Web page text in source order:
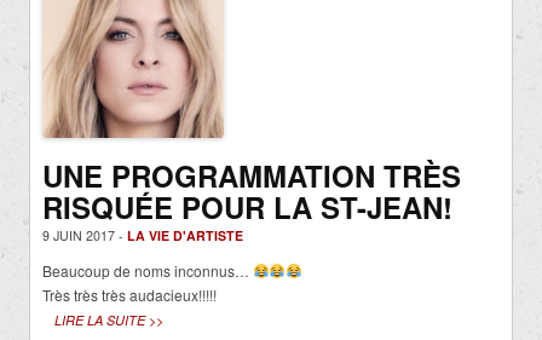
UNE PROGRAMMATION TRÈS
RISQUÉE POUR LA ST-JEAN!
9 JUIN 2017 - LA VIE D'ARTISTE
Beaucoup de noms inconnus…
Très très très audacieux!!!!!
LIRE LA SUITE >>